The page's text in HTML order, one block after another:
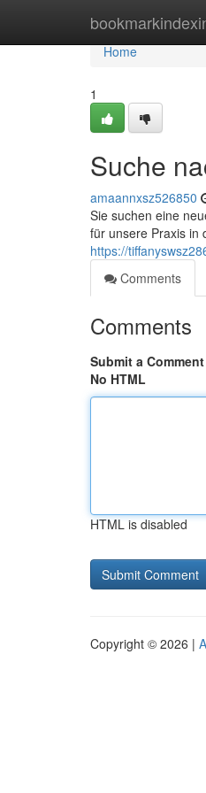
Home
Home
1
Suche
amaannxsz526850
Sie suchen eine
für unsere Praxis in
https://
Comments
Comments
Submit a Comment
No HTML
HTML is disabled
Copyright © 2026 |